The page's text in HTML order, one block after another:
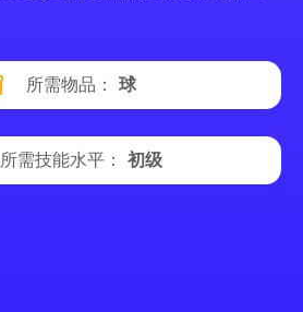
所需物品： 球
所需技能水平： 初级